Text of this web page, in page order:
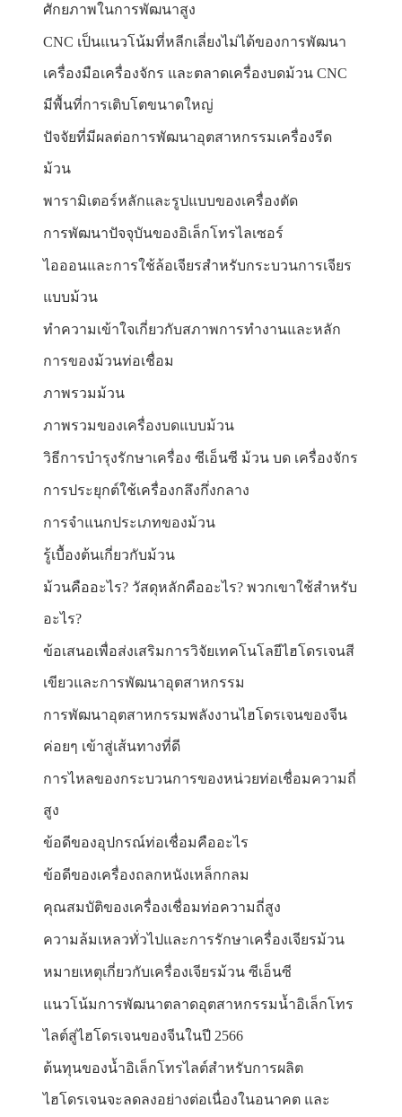
ศักยภาพในการพัฒนาสูง
CNC เป็นแนวโน้มที่หลีกเลี่ยงไม่ได้ของการพัฒนา
เครื่องมือเครื่องจักร และตลาดเครื่องบดม้วน CNC
มีพื้นที่การเติบโตขนาดใหญ่
ปัจจัยที่มีผลต่อการพัฒนาอุตสาหกรรมเครื่องรีด
ม้วน
พารามิเตอร์หลักและรูปแบบของเครื่องตัด
การพัฒนาปัจจุบันของอิเล็กโทรไลเซอร์
ไอออนและการใช้ล้อเจียรสำหรับกระบวนการเจียร
แบบม้วน
ทำความเข้าใจเกี่ยวกับสภาพการทำงานและหลัก
การของม้วนท่อเชื่อม
ภาพรวมม้วน
ภาพรวมของเครื่องบดแบบม้วน
วิธีการบำรุงรักษาเครื่อง ซีเอ็นซี ม้วน บด เครื่องจักร
การประยุกต์ใช้เครื่องกลึงกึ่งกลาง
การจำแนกประเภทของม้วน
รู้เบื้องต้นเกี่ยวกับม้วน
ม้วนคืออะไร? วัสดุหลักคืออะไร? พวกเขาใช้สำหรับ
อะไร?
ข้อเสนอเพื่อส่งเสริมการวิจัยเทคโนโลยีไฮโดรเจนสี
เขียวและการพัฒนาอุตสาหกรรม
การพัฒนาอุตสาหกรรมพลังงานไฮโดรเจนของจีน
ค่อยๆ เข้าสู่เส้นทางที่ดี
การไหลของกระบวนการของหน่วยท่อเชื่อมความถี่
สูง
ข้อดีของอุปกรณ์ท่อเชื่อมคืออะไร
ข้อดีของเครื่องถลกหนังเหล็กกลม
คุณสมบัติของเครื่องเชื่อมท่อความถี่สูง
ความล้มเหลวทั่วไปและการรักษาเครื่องเจียรม้วน
หมายเหตุเกี่ยวกับเครื่องเจียรม้วน ซีเอ็นซี
แนวโน้มการพัฒนาตลาดอุตสาหกรรมน้ำอิเล็กโทร
ไลต์สู่ไฮโดรเจนของจีนในปี 2566
ต้นทุนของน้ำอิเล็กโทรไลต์สำหรับการผลิต
ไฮโดรเจนจะลดลงอย่างต่อเนื่องในอนาคต และ